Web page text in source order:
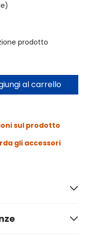
prodotto
al carrello
sul prodotto
gli accessori